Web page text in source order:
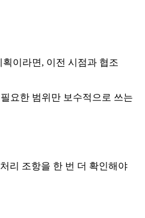
이라면, 이전 시점과 협조
요한 범위만 보수적으로 쓰는
리 조항을 한 번 더 확인해야